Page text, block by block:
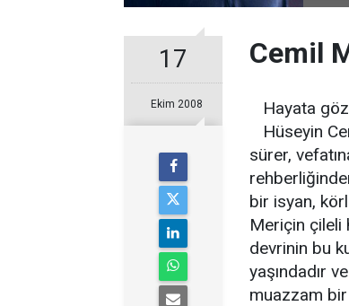
17
Ekim 2008
Cemil
Hayata
Hüseyin
sürer,
bir isyan,
Meriçin
devrinin bu
yaşındadır
muazzam bir